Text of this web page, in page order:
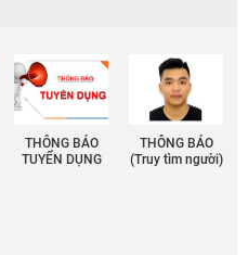
THÔNG BÁO
TUYỂN DỤNG
THÔNG BÁO
(Truy tìm người)